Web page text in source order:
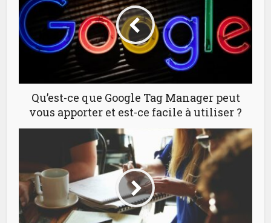
Qu’est-ce que Google Tag Manager peut
vous apporter et est-ce facile à utiliser ?